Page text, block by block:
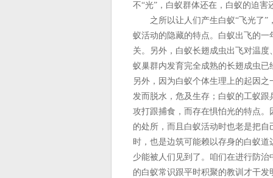
不“光”，白蚁群体还在，白蚁的迫
之所以让人们产生白蚁“飞光了”
蚁活动的隐藏的特点。白蚁出飞的
关。另外，白蚁长翅成虫出飞对温
蚁巢群内发育完全成熟的长翅成虫
另外，因为白蚁个体生理上的起因
发而脱水，危及生存；白蚁的工蚁
攻打跟捕食，而存在惧怕光的特点
的处所，而且白蚁活动时也老是把
时，也是边筑可能赖以存身的白蚁
少能被人们见到了。咱们在进行防
的白蚁常识跟平时积聚的教训才干